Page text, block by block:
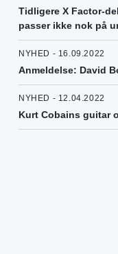
Tidligere X Factor-
passer ikke nok på
NYHED - 16.09.2022
Anmeldelse: David
NYHED - 12.04.2022
Kurt Cobains guitar